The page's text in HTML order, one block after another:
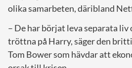
olika samarbeten, däribland
– De har börjat leva separata
tröttna på Harry, säger den
Tom Bower som hävdar att